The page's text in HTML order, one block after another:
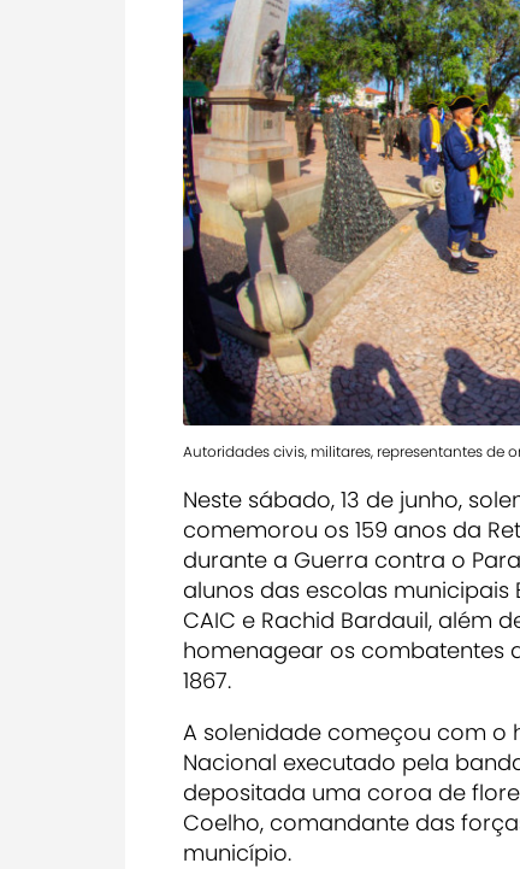
Autoridades civis, militares, representantes
Neste sábado, 13 de junho,
comemorou os 159 anos da
durante a Guerra contra o
alunos das escolas municipais
CAIC e Rachid Bardauil, além
homenagear os combatentes
1867.
A solenidade começou com o
Nacional executado pela
depositada uma coroa de
Coelho, comandante das
município.